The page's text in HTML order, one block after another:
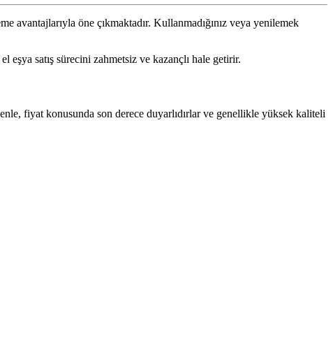
avantajlarıyla öne çıkmaktadır. Kullanmadığınız veya yenilemek
eşya satış sürecini zahmetsiz ve kazançlı hale getirir.
fiyat konusunda son derece duyarlıdırlar ve genellikle yüksek kaliteli